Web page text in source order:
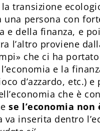
transizione
una persona con
e della finanza, e
l’altro proviene
che ci ha
e la
d’azzardo, etc.)
che è
se l’economia
va inserita dentro